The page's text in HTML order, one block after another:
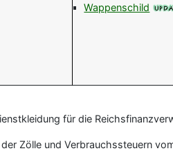
Wappenschild
für die
Zölle und Verbrauchssteuern